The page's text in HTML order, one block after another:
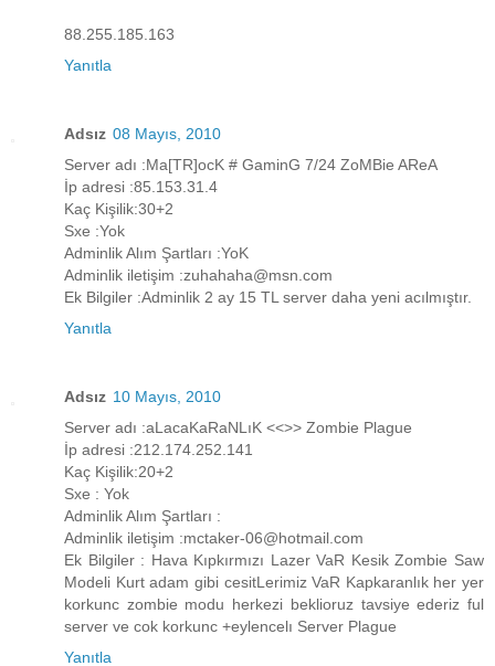
88.255.185.163
Yanıtla
Adsız 08 Mayıs, 2010
Server adı :Ma[TR]ocK # GaminG 7/24 ZoMBie AReA
İp adresi :85.153.31.4
Kaç Kişilik:30+2
Sxe :Yok
Adminlik Alım Şartları :YoK
Adminlik iletişim :zuhahaha@msn.com
Ek Bilgiler :Adminlik 2 ay 15 TL server daha yeni acılmıştır.
Yanıtla
Adsız 10 Mayıs, 2010
Server adı :aLacaKaRaNLıK <<>> Zombie Plague
İp adresi :212.174.252.141
Kaç Kişilik:20+2
Sxe : Yok
Adminlik Alım Şartları :
Adminlik iletişim :mctaker-06@hotmail.com
Ek Bilgiler : Hava Kıpkırmızı Lazer VaR Kesik Zombie Saw
Modeli Kurt adam gibi cesitLerimiz VaR Kapkaranlık her yer
korkunc zombie modu herkezi beklioruz tavsiye ederiz ful
server ve cok korkunc +eylencelı Server Plague
Yanıtla